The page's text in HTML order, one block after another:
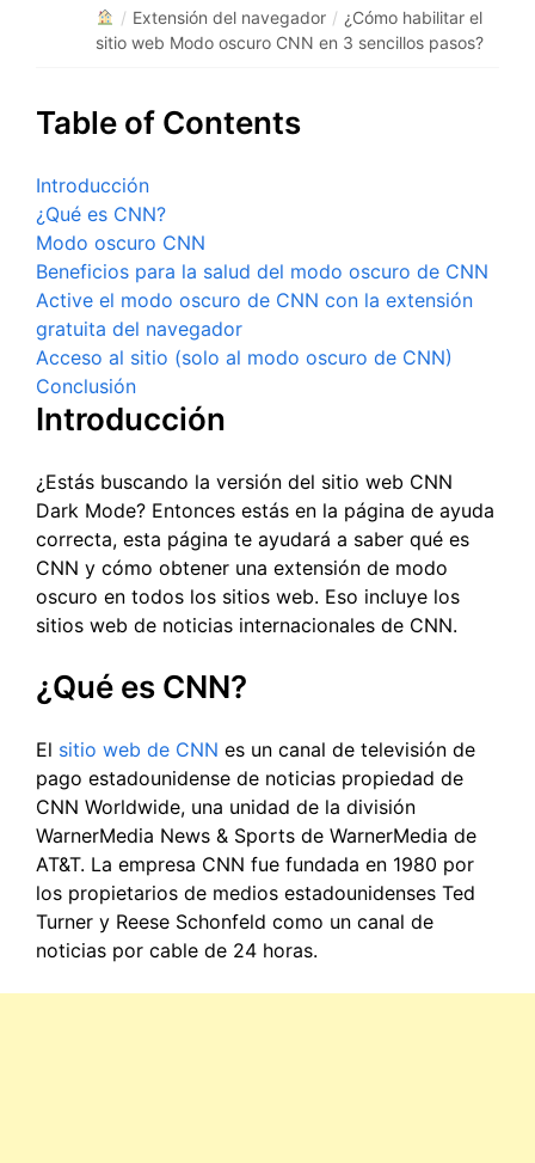
/ Extensión del navegador / ¿Cómo habilitar el
sitio web Modo oscuro CNN en 3 sencillos pasos?
Table of Contents
Introducción
¿Qué es CNN?
Modo oscuro CNN
Beneficios para la salud del modo oscuro de CNN
Active el modo oscuro de CNN con la extensión
gratuita del navegador
Acceso al sitio (solo al modo oscuro de CNN)
Conclusión
Introducción
¿Estás buscando la versión del sitio web CNN
Dark Mode? Entonces estás en la página de ayuda
correcta, esta página te ayudará a saber qué es
CNN y cómo obtener una extensión de modo
oscuro en todos los sitios web. Eso incluye los
sitios web de noticias internacionales de CNN.
¿Qué es CNN?
El sitio web de CNN es un canal de televisión de
pago estadounidense de noticias propiedad de
CNN Worldwide, una unidad de la división
WarnerMedia News & Sports de WarnerMedia de
AT&T. La empresa CNN fue fundada en 1980 por
los propietarios de medios estadounidenses Ted
Turner y Reese Schonfeld como un canal de
noticias por cable de 24 horas.